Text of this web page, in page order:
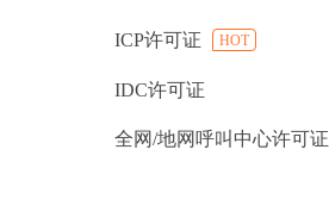
ICP许可证 HOT
IDC许可证
全网/地网呼叫中心许可证